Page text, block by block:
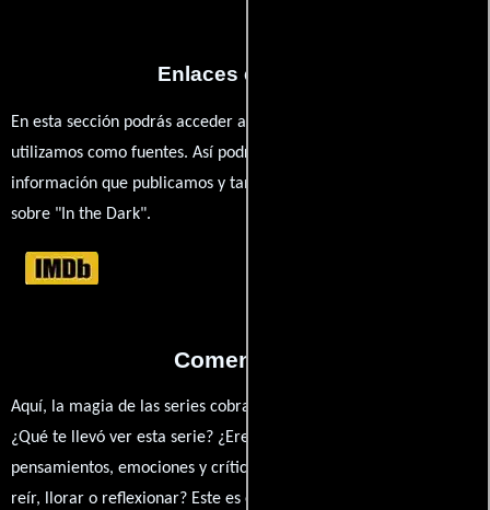
Enlaces externos
En esta sección podrás acceder a los recursos externos que
utilizamos como fuentes. Así podrás chequear toda la
información que publicamos y también ampliar tu conocimiento
sobre "In the Dark".
Comentarios
Aquí, la magia de las series cobra vida a través de tus opiniones.
¿Qué te llevó ver esta serie? ¿Eres fan de? Comparte tus
pensamientos, emociones y críticas sobre In the Dark. ¿Te hizo
reír, llorar o reflexionar? Este es el lugar para expresarlo. ¡No te